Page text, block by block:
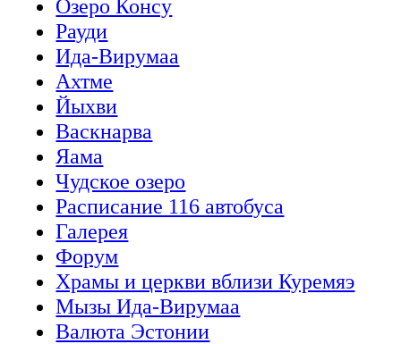
Озеро Консу
Рауди
Ида-Вирумаа
Ахтме
Йыхви
Васкнарва
Яама
Чудское озеро
Расписание 116 автобуса
Галерея
Форум
Храмы и церкви вблизи Куремяэ
Мызы Ида-Вирумаа
Валюта Эстонии